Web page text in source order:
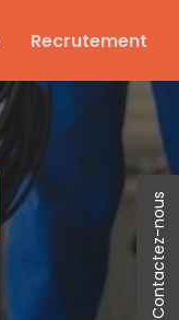
Contactez-nous
Recrutement